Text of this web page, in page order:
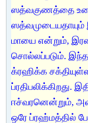
ஸத்வகுணத்தை
ஸத்வமுடையதாயும்
மாயை என்றும்,
சொல்லப்படும்.
க்ரஹிக்க
ப்ரதிபலிக்கிறது.
ஈச்வரனென்றும்,
ஒரே ப்ரஹ்மத்தில்